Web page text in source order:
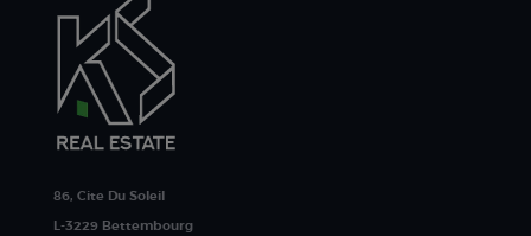
86, Cite Du Soleil
L-3229 Bettembourg